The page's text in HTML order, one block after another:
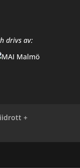
drivs av:
+